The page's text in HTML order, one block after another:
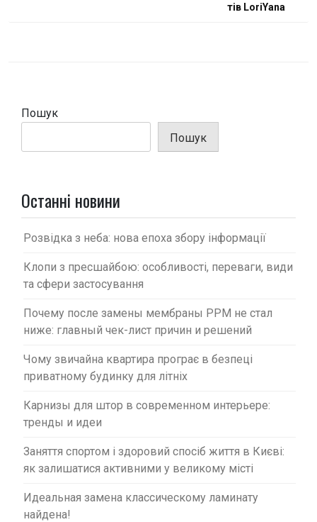
тів LoriYana
Пошук
Пошук
Останні новини
Розвідка з неба: нова епоха збору інформації
Клопи з пресшайбою: особливості, переваги, види
та сфери застосування
Почему после замены мембраны PPM не стал
ниже: главный чек-лист причин и решений
Чому звичайна квартира програє в безпеці
приватному будинку для літніх
Карнизы для штор в современном интерьере:
тренды и идеи
Заняття спортом і здоровий спосіб життя в Києві:
як залишатися активними у великому місті
Идеальная замена классическому ламинату
найдена!